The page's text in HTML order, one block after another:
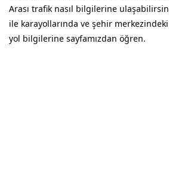
Arası trafik nasıl bilgilerine
ile karayollarında ve şehir
yol bilgilerine sayfamızdan öğren.